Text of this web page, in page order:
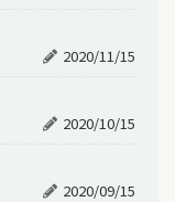
2020/11/15
2020/10/15
2020/09/15